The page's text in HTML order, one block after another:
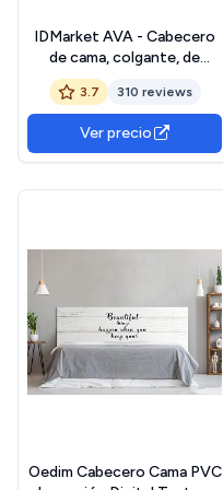
IDMarket AVA - Cabecero
de cama, colgante, de
listones (240 cm, madera
clara y estantes blancos)
3.7 310 reviews
Ver precio
Oedim Cabecero Cama PVC